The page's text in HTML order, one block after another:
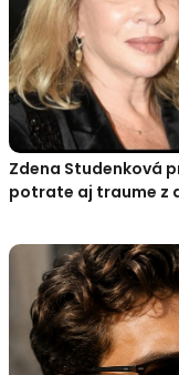
Zdena Studenková
potrate aj traume z